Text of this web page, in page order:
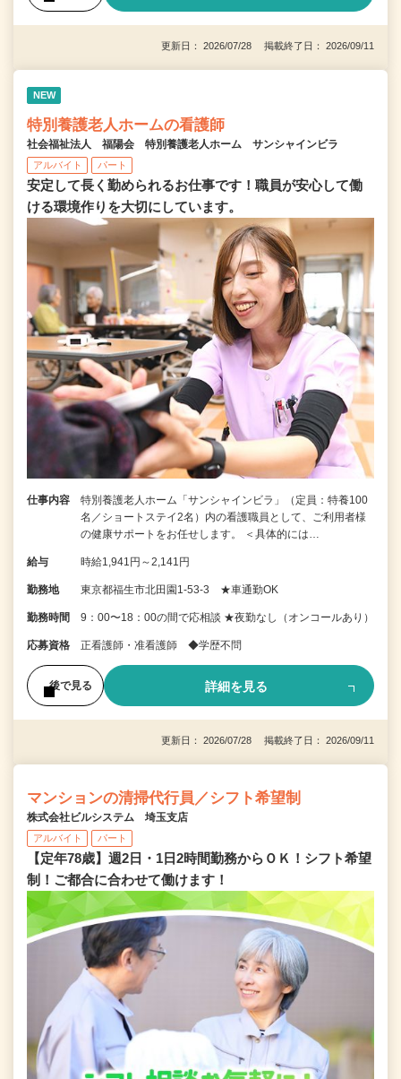
更新日： 2026/07/28 掲載終了日： 2026/09/11
NEW
特別養護老人ホームの看護師
社会福祉法人 福陽会 特別養護老人ホーム サンシャインビラ
アルバイト パート
安定して長く勤められるお仕事です！職員が安心して働
ける環境作りを大切にしています。
仕事内容
特別養護老人ホーム「サンシャインビラ」（定員：特養100
名／ショートステイ2名）内の看護職員として、ご利用者様
の健康サポートをお任せします。 ＜具体的には…
給与 時給1,941円～2,141円
勤務地 東京都福生市北田園1-53-3 ★車通勤OK
勤務時間 9：00〜18：00の間で応相談 ★夜勤なし（オンコールあり）
応募資格 正看護師・准看護師 ◆学歴不問
後で見る 詳細を見る
更新日： 2026/07/28 掲載終了日： 2026/09/11
マンションの清掃代行員／シフト希望制
株式会社ビルシステム 埼玉支店
アルバイト パート
【定年78歳】週2日・1日2時間勤務からＯＫ！シフト希望
制！ご都合に合わせて働けます！